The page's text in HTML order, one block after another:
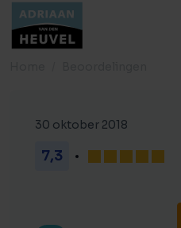
30 oktober 2018
7,3